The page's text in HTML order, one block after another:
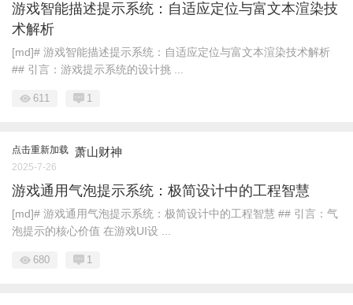
游戏智能描述提示系统：自适应定位与富文本渲染技
术解析
[md]# 游戏智能描述提示系统：自适应定位与富文本渲染技术解析
## 引言：游戏提示系统的设计挑 ...
611 1
点击重新加载 萧山财神
2025-7-26
游戏通用气泡提示系统：极简设计中的工程智慧
[md]# 游戏通用气泡提示系统：极简设计中的工程智慧 ## 引言：气
泡提示的核心价值 在游戏UI设 ...
680 1